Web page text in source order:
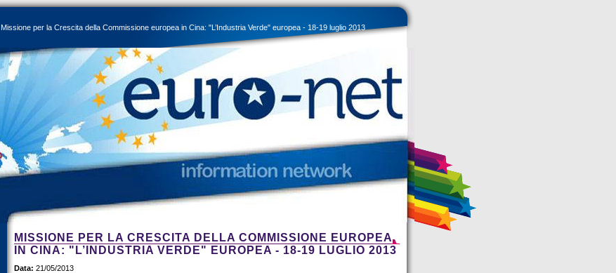
Missione per la Crescita della Commissione europea in Cina: "L’Industria Verde" europea - 18-19 luglio 2013
MISSIONE PER LA CRESCITA DELLA COMMISSIONE EUROPEA
IN CINA: "L’INDUSTRIA VERDE" EUROPEA - 18-19 LUGLIO 2013
Data: 21/05/2013